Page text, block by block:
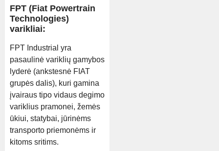
FPT (Fiat Powertrain
Technologies)
varikliai:
FPT Industrial yra
pasaulinė variklių gamybos
lyderė (ankstesnė FIAT
grupės dalis), kuri gamina
įvairaus tipo vidaus degimo
variklius pramonei, žemės
ūkiui, statybai, jūrinėms
transporto priemonėms ir
kitoms sritims.